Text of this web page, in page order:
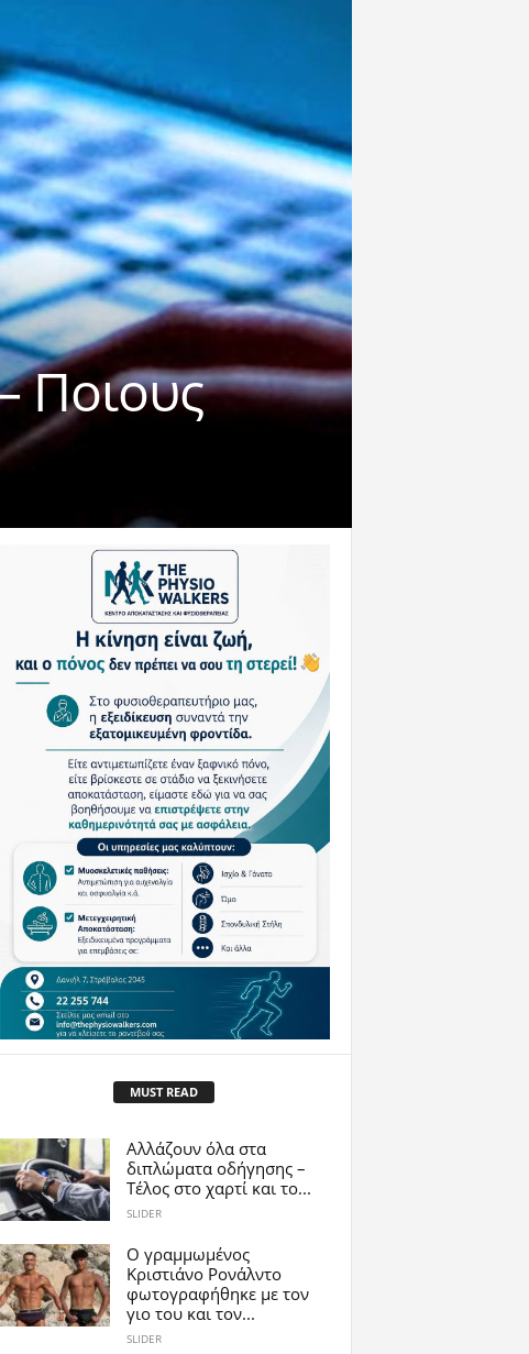
Ποιους
MUST READ
Αλλάζουν όλα στα
διπλώματα οδήγησης –
Τέλος στο χαρτί και το...
SLIDER
Ο γραμμωμένος
Κριστιάνο Ρονάλντο
φωτογραφήθηκε με τον
γιο του και τον...
SLIDER